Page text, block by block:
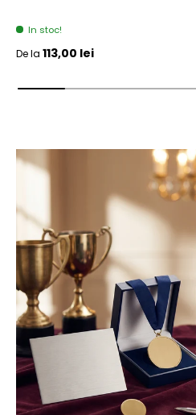
In stoc!
Pret initial
De la 113,00 lei